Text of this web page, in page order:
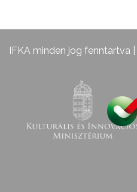
IFKA minden jog fenntartva |